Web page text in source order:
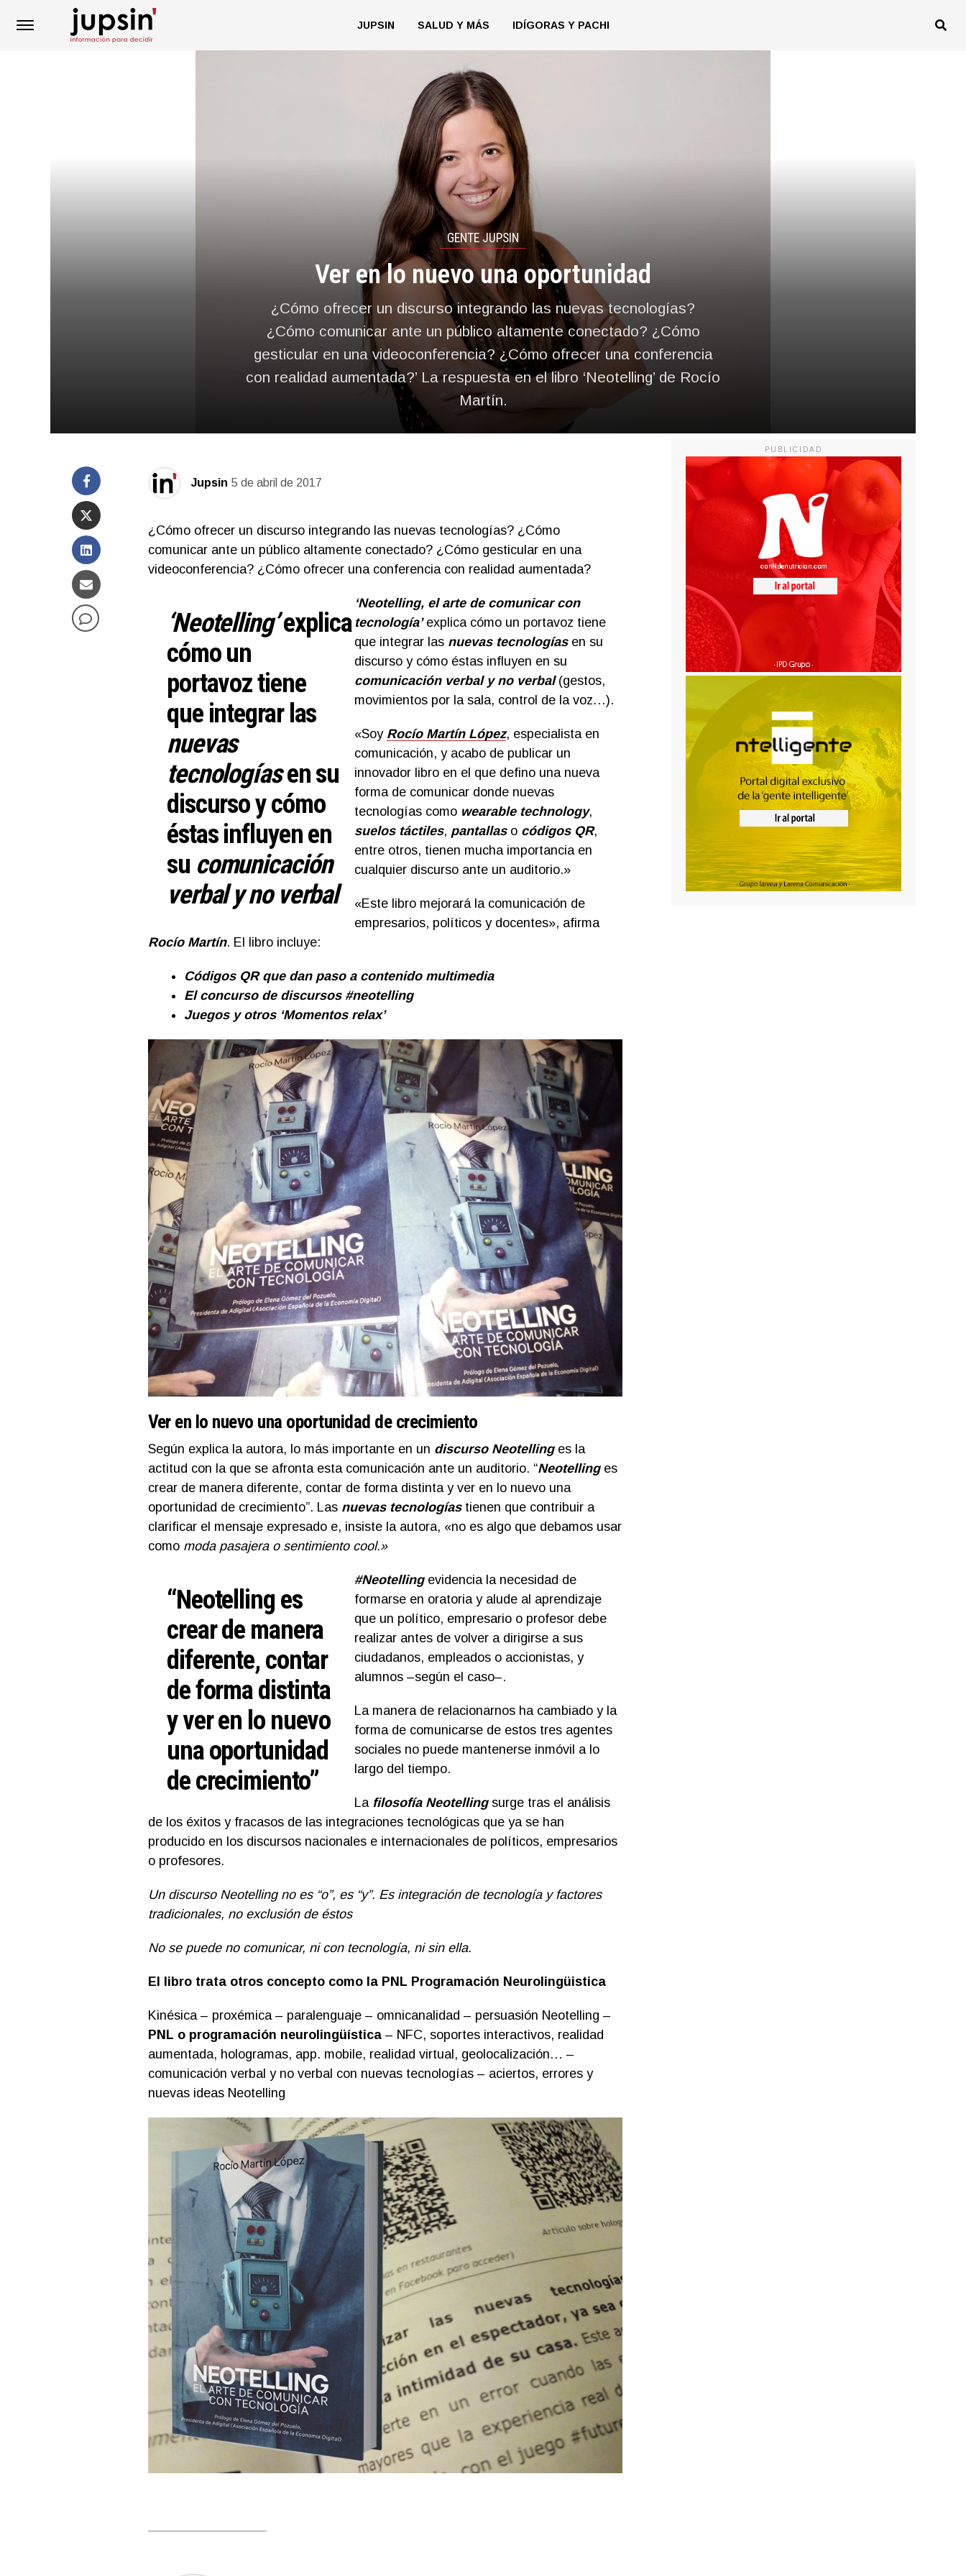
JUPSIN SALUD Y MÁS IDÍGORAS Y PACHI
GENTE JUPSIN
Ver en lo nuevo una oportunidad
¿Cómo ofrecer un discurso integrando las nuevas tecnologías?
¿Cómo comunicar ante un público altamente conectado? ¿Cómo
gesticular en una videoconferencia? ¿Cómo ofrecer una conferencia
con realidad aumentada?’ La respuesta en el libro ‘Neotelling’ de Rocío
Martín.
Jupsin 5 de abril de 2017
¿Cómo ofrecer un discurso integrando las nuevas tecnologías? ¿Cómo
comunicar ante un público altamente conectado? ¿Cómo gesticular en una
videoconferencia? ¿Cómo ofrecer una conferencia con realidad aumentada?
‘Neotelling’explica
cómo un
portavoz tiene
que integrar las
nuevas
tecnologíasen su
discurso y cómo
éstas influyen en
su comunicación
verbal y no verbal
‘Neotelling, el arte de comunicar con
tecnología’ explica cómo un portavoz tiene
que integrar las nuevas tecnologíasen su
discurso y cómo éstas influyen en su
comunicación verbal y no verbal (gestos,
movimientos por la sala, control de la voz…).
«Soy Rocío Martín López, especialista en
comunicación, y acabo de publicar un
innovador libro en el que defino una nueva
forma de comunicar donde nuevas
tecnologías como wearable technology,
suelos táctiles, pantallas o códigos QR,
entre otros, tienen mucha importancia en
cualquier discurso ante un auditorio.»
«Este libro mejorará la comunicación de
empresarios, políticos y docentes», afirma
Rocío Martín. El libro incluye:
Códigos QR que dan paso a contenido multimedia
El concurso de discursos #neotelling
Juegos y otros ‘Momentos relax’
Ver en lo nuevo una oportunidad de crecimiento
Según explica la autora, lo más importante en un discurso Neotellinges la
actitud con la que se afronta esta comunicación ante un auditorio. “Neotelling es
crear de manera diferente, contar de forma distinta y ver en lo nuevo una
oportunidad de crecimiento”. Las nuevas tecnologíastienen que contribuir a
clarificar el mensaje expresado e, insiste la autora, «no es algo que debamos usar
como moda pasajera o sentimiento cool.»
“Neotelling es
crear de manera
diferente, contar
de forma distinta
y ver en lo nuevo
una oportunidad
de crecimiento”
#Neotellingevidencia la necesidad de
formarse en oratoria y alude al aprendizaje
que un político, empresario o profesor debe
realizar antes de volver a dirigirse a sus
ciudadanos, empleados o accionistas, y
alumnos –según el caso–.
La manera de relacionarnos ha cambiado y la
forma de comunicarse de estos tres agentes
sociales no puede mantenerse inmóvil a lo
largo del tiempo.
La filosofía Neotelling surge tras el análisis
de los éxitos y fracasos de las integraciones tecnológicas que ya se han
producido en los discursos nacionales e internacionales de políticos, empresarios
o profesores.
Un discurso Neotelling no es “o”, es “y”. Es integración de tecnología y factores
tradicionales, no exclusión de éstos
No se puede no comunicar, ni con tecnología, ni sin ella.
El libro trata otros concepto como la PNL Programación Neurolingüistica
Kinésica – proxémica – paralenguaje – omnicanalidad – persuasión Neotelling –
PNL o programación neurolingüística– NFC, soportes interactivos, realidad
aumentada, hologramas, app. mobile, realidad virtual, geolocalización… –
comunicación verbal y no verbal con nuevas tecnologías – aciertos, errores y
nuevas ideas Neotelling
PUBLICIDAD